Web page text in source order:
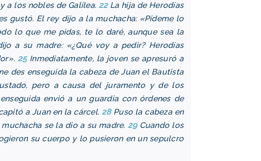
a los nobles de Galilea. 22La hija de Herodías
gustó. El rey dijo a la muchacha: «Pídeme lo
lo que me pidas, te lo daré, aunque sea la
a su madre: «¿Qué voy a pedir? Herodías
25Inmediatamente, la joven se apresuró a
des enseguida la cabeza de Juan el Bautista
pero a causa del juramento y de los
envió a un guardia con órdenes de
a Juan en la cárcel. 28Puso la cabeza en
se la dio a su madre. 29Cuando los
su cuerpo y lo pusieron en un sepulcro